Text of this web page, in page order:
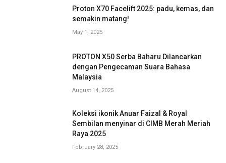
Proton X70 Facelift 2025: padu, kemas, dan
semakin matang!
May 1, 2025
PROTON X50 Serba Baharu Dilancarkan
dengan Pengecaman Suara Bahasa
Malaysia
August 14, 2025
Koleksi ikonik Anuar Faizal & Royal
Sembilan menyinar di CIMB Merah Meriah
Raya 2025
February 28, 2025